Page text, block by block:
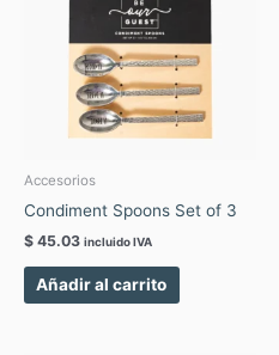
Accesorios
Condiment Spoons Set of 3
$ 45.03 incluido IVA
Añadir al carrito